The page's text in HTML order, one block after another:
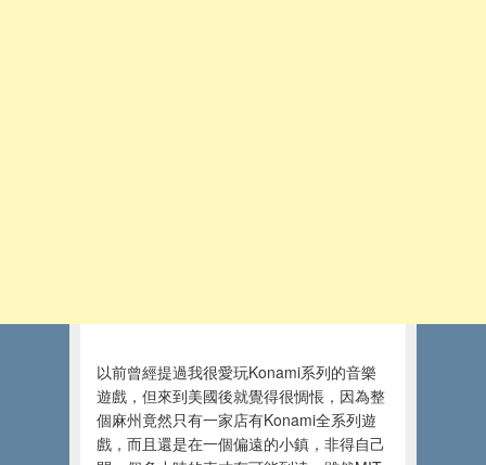
以前曾經提過我很愛玩Konami系列的音樂
遊戲，但來到美國後就覺得很惆悵，因為整
個麻州竟然只有一家店有Konami全系列遊
戲，而且還是在一個偏遠的小鎮，非得自己